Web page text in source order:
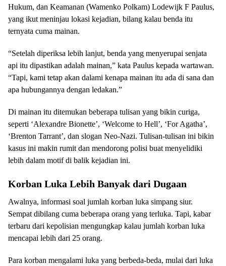
Hukum, dan Keamanan (Wamenko Polkam) Lodewijk F Paulus,
yang ikut meninjau lokasi kejadian, bilang kalau benda itu
ternyata cuma mainan.
“Setelah diperiksa lebih lanjut, benda yang menyerupai senjata
api itu dipastikan adalah mainan,” kata Paulus kepada wartawan.
“Tapi, kami tetap akan dalami kenapa mainan itu ada di sana dan
apa hubungannya dengan ledakan.”
Di mainan itu ditemukan beberapa tulisan yang bikin curiga,
seperti ‘Alexandre Bionette’, ‘Welcome to Hell’, ‘For Agatha’,
‘Brenton Tarrant’, dan slogan Neo-Nazi. Tulisan-tulisan ini bikin
kasus ini makin rumit dan mendorong polisi buat menyelidiki
lebih dalam motif di balik kejadian ini.
Korban Luka Lebih Banyak dari Dugaan
Awalnya, informasi soal jumlah korban luka simpang siur.
Sempat dibilang cuma beberapa orang yang terluka. Tapi, kabar
terbaru dari kepolisian mengungkap kalau jumlah korban luka
mencapai lebih dari 25 orang.
Para korban mengalami luka yang berbeda-beda, mulai dari luka